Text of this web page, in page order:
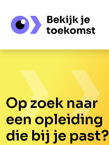
Op zoek naar
een opleiding
die bij je past?